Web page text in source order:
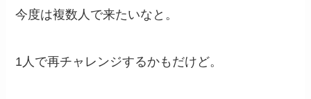
今度は複数人で来たいなと。
1人で再チャレンジするかもだけど。